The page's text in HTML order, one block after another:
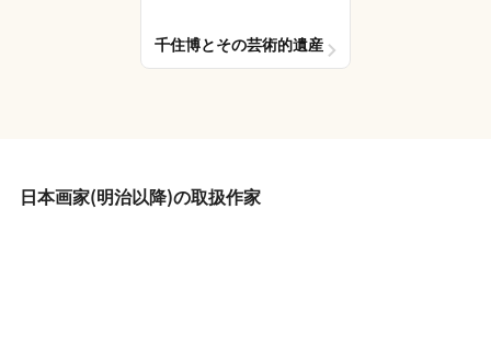
千住博とその芸術的遺産
日本画家(明治以降)の取扱作家